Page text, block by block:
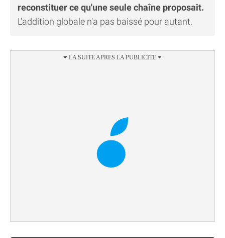
reconstituer ce qu'une seule chaîne proposait.
L'addition globale n'a pas baissé pour autant.